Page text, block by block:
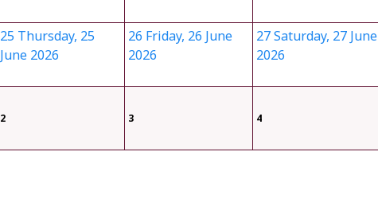
25 Thursday, 25
June 2026
26 Friday, 26 June
2026
27Saturday, 27 June
2026
2 3 4